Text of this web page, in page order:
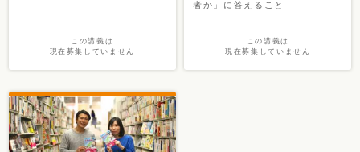
この講義は
現在募集していません
者か」に答えること
この講義は
現在募集していません